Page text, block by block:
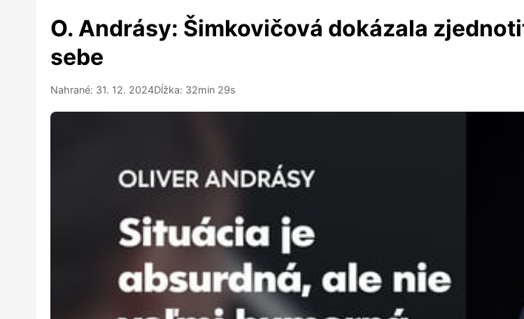
O. Andrásy: Šimkovičová dokázala
sebe
Nahrané: 31. 12. 2024Dĺžka: 32min 29s